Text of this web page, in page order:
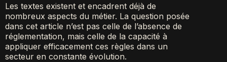
Les textes existent et encadrent déjà de
nombreux aspects du métier. La question posée
dans cet article n’est pas celle de l’absence de
réglementation, mais celle de la capacité à
appliquer efficacement ces règles dans un
secteur en constante évolution.